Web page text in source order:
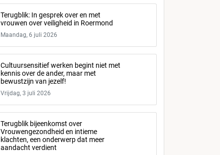
Terugblik: In gesprek over en met
vrouwen over veiligheid in Roermond
Maandag, 6 juli 2026
Cultuursensitief werken begint niet met
kennis over de ander, maar met
bewustzijn van jezelf!
Vrijdag, 3 juli 2026
Terugblik bijeenkomst over
Vrouwengezondheid en intieme
klachten, een onderwerp dat meer
aandacht verdient